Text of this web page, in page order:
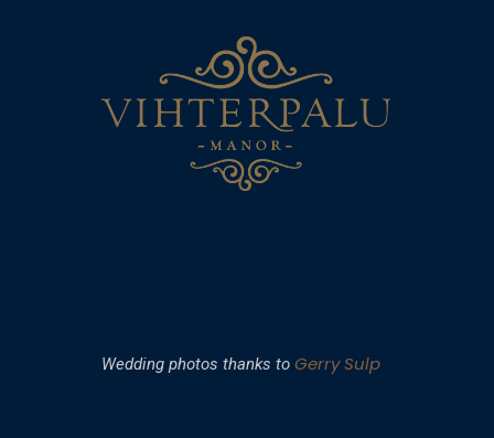
Wedding photos thanks to Gerry Sulp